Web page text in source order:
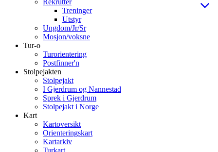
Treninger
Utstyr
Ungdom/Jr/Sr
Mosjon/voksne
Tur-o
Turorientering
Postfinner'n
Stolpejakten
Stolpejakt
I Gjerdrum og Nannestad
Sprek i Gjerdrum
Stolpejakt i Norge
Kart
Kartoversikt
Orienteringskart
Kartarkiv
Turkart